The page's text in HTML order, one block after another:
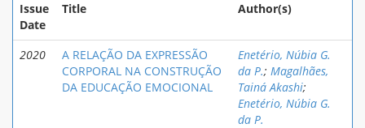
Issue
Date
Title Author(s)
2020
A RELAÇÃO DA EXPRESSÃO
CORPORAL NA CONSTRUÇÃO
DA EDUCAÇÃO EMOCIONAL
Enetério, Núbia G.
da P.; Magalhães,
Tainá Akashi;
Enetério, Núbia G.
da P.